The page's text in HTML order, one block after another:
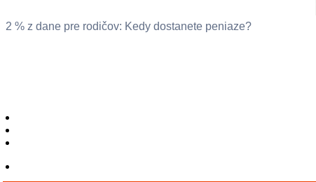
2 % z dane pre rodičov: Kedy dostanete peniaze?